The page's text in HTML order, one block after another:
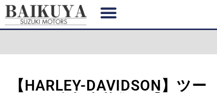
【HARLEY-DAVIDSON】ツー